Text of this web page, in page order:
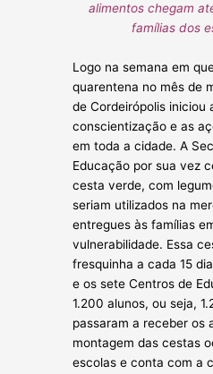
alimentos chegam
famílias dos
Logo na semana em
quarentena no mês de
de Cordeirópolis iniciou
conscientização e as
em toda a cidade. A
Educação por sua vez
cesta verde, com
seriam utilizados na
entregues às famílias
vulnerabilidade. Essa
fresquinha a cada 15
e os sete Centros de
1.200 alunos, ou seja,
passaram a receber os
montagem das cestas
escolas e conta com a